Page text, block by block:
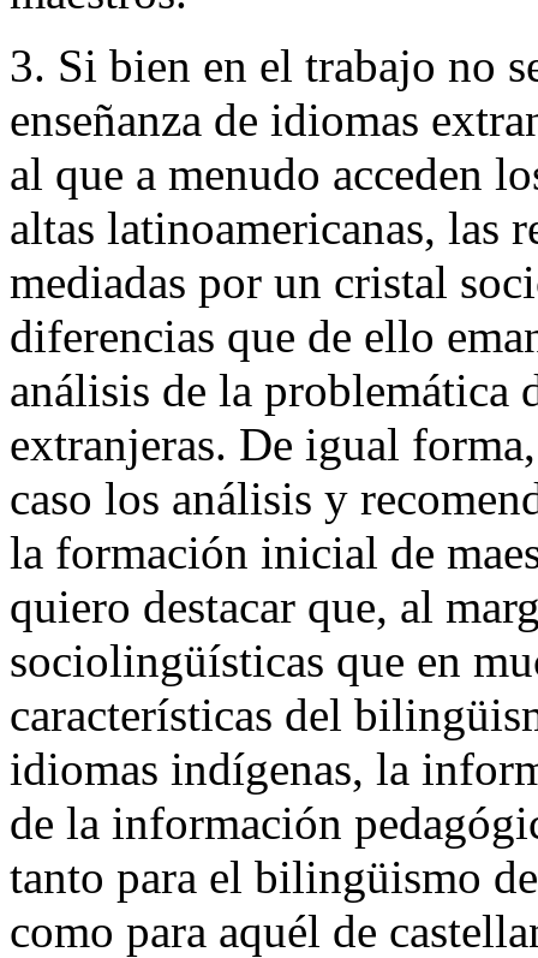
3. Si bien en el trabajo no
enseñanza de idiomas
al que a menudo acceden
altas latinoamericanas, las
mediadas por un cristal
diferencias que de ello
análisis de la problemática
extranjeras. De igual
caso los análisis y
la formación inicial de
quiero destacar que, al
sociolingüísticas que en
características del
idiomas indígenas, la
de la información
tanto para el bilingüismo
como para aquél de